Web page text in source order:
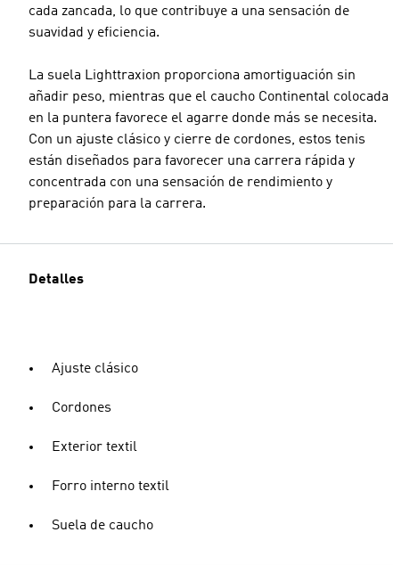
cada zancada, lo que contribuye a una sensación de
suavidad y eficiencia.
La suela Lighttraxion proporciona amortiguación sin
añadir peso, mientras que el caucho Continental colocada
en la puntera favorece el agarre donde más se necesita.
Con un ajuste clásico y cierre de cordones, estos tenis
están diseñados para favorecer una carrera rápida y
concentrada con una sensación de rendimiento y
preparación para la carrera.
Detalles
Ajuste clásico
Cordones
Exterior textil
Forro interno textil
Suela de caucho